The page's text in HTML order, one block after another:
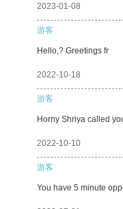
2023-01-08
游客
Hello,? Greetings fr
2022-10-18
游客
Horny Shriya called
2022-10-10
游客
You have 5 minute